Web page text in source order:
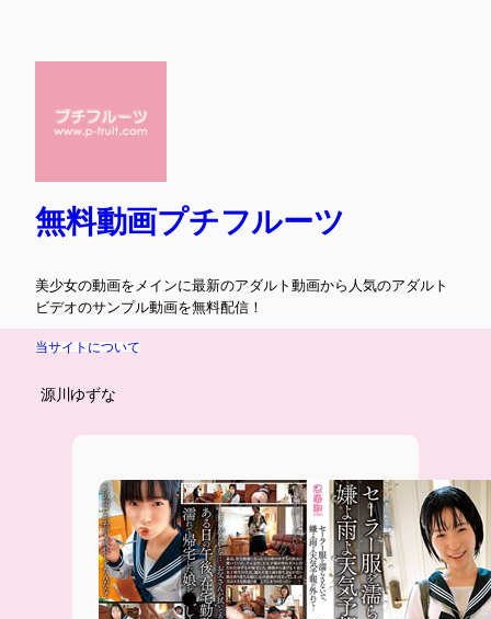
無料動画プチフルーツ
美少女の動画をメインに最新のアダルト動画から人気のアダルト
ビデオのサンプル動画を無料配信！
当サイトについて
源川ゆずな